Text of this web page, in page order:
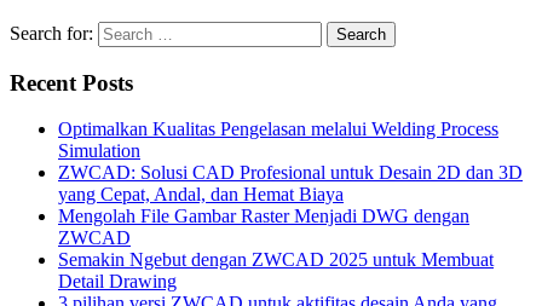
Search for:
Recent Posts
Optimalkan Kualitas Pengelasan melalui Welding Process
Simulation
ZWCAD: Solusi CAD Profesional untuk Desain 2D dan 3D
yang Cepat, Andal, dan Hemat Biaya
Mengolah File Gambar Raster Menjadi DWG dengan
ZWCAD
Semakin Ngebut dengan ZWCAD 2025 untuk Membuat
Detail Drawing